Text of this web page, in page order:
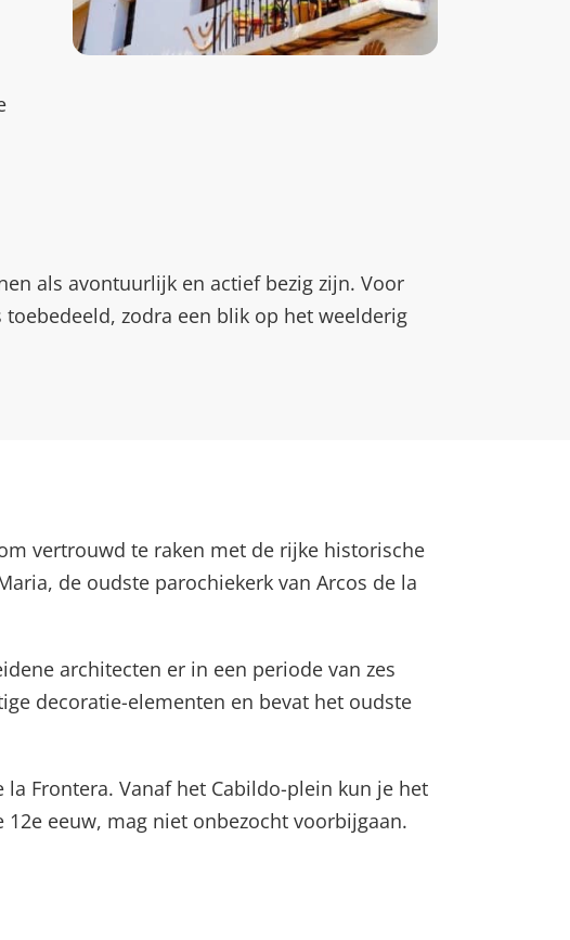
als avontuurlijk en actief bezig zijn. Voor
zodra een blik op het weelderig
vertrouwd te raken met de rijke historische
de oudste parochiekerk van Arcos de la
architecten er in een periode van zes
decoratie-elementen en bevat het oudste
Frontera. Vanaf het Cabildo-plein kun je het
eeuw, mag niet onbezocht voorbijgaan.